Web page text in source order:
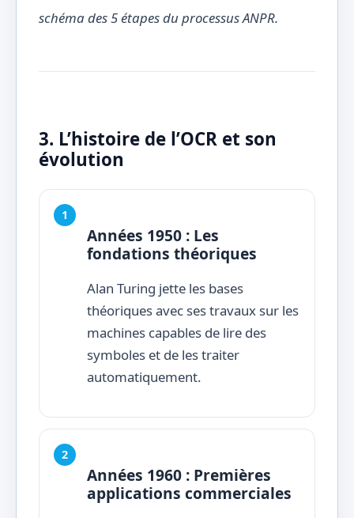
schéma des 5 étapes du processus ANPR.
3. L’histoire de l’OCR et son
évolution
Années 1950 : Les
fondations théoriques
Alan Turing jette les bases
théoriques avec ses travaux sur les
machines capables de lire des
symboles et de les traiter
automatiquement.
Années 1960 : Premières
applications commerciales